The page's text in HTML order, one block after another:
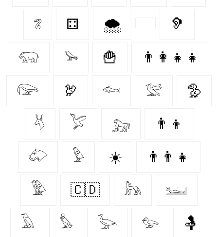
𓆂 ⚃ 🌨️ 🦻
𓃯 𓅩 🍟 👨‍👩‍👧‍👧
𓅼 🦃 𓆜 𓅛 🦤
𓄃 𓅯 𓃷 👨‍👦
𓄁 𓅱 ☀️ 👨‍👨‍👧
𓅳 🇨🇩 𓃦 𓆒
𓄿 𓅊 𓅬 𓅰 🤱